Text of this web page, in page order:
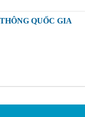
QUỐC GIA